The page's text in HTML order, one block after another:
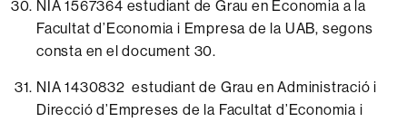
NIA 1567364 estudiant de Grau en Economia a la
Facultat d’Economia i Empresa de la UAB, segons
consta en eldocument 30.
NIA 1430832 estudiant de Grau en Administració i
Direcció d’Empreses de la Facultat d’Economia i